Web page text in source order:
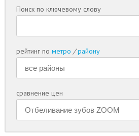
Поиск по ключевому слову
рейтинг пометро / району
сравнение цен